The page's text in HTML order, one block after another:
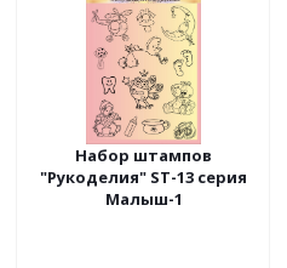
Набор штампов
"Рукоделия" ST-13 серия
Малыш-1